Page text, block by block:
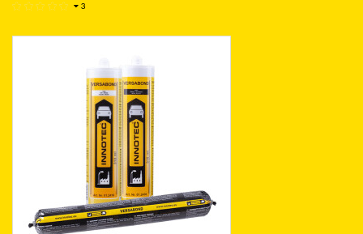
3